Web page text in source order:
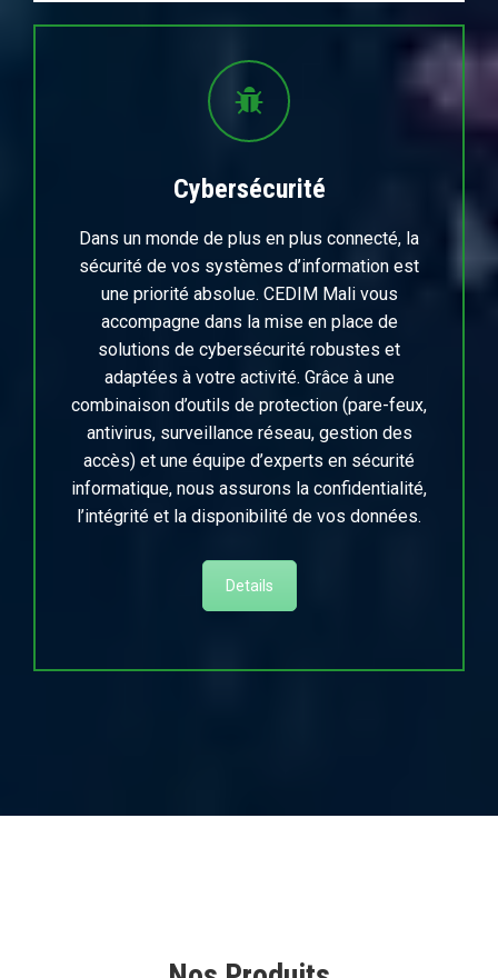
Cybersécurité
Dans un monde de plus en plus connecté, la
sécurité de vos systèmes d’information est
une priorité absolue. CEDIM Mali vous
accompagne dans la mise en place de
solutions de cybersécurité robustes et
adaptées à votre activité. Grâce à une
combinaison d’outils de protection (pare-feux,
antivirus, surveillance réseau, gestion des
accès) et une équipe d’experts en sécurité
informatique, nous assurons la confidentialité,
l’intégrité et la disponibilité de vos données.
Details